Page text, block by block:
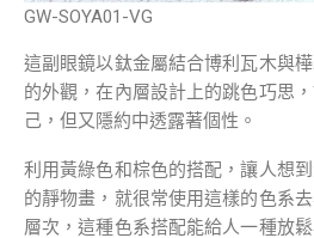
GW-SOYA01-VG
這副眼鏡以鈦金屬結合博利瓦木與
的外觀，在內層設計上的跳色巧思
己，但又隱約中透露著個性。
利用黃綠色和棕色的搭配，讓人想
的靜物畫，就很常使用這樣的色系
層次，這種色系搭配能給人一種放